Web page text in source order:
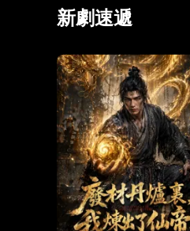
新劇速遞